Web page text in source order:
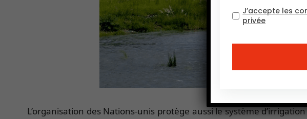
L’organisation des Nations-unis protège aussi le système
J’accepte les
privée